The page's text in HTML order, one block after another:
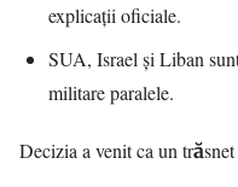
explicații oficiale.
SUA, Israel și Liban
militare paralele.
Decizia a venit ca un